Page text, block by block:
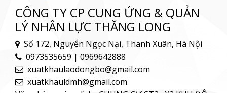
CÔNG TY CP CUNG ỨNG & QUẢN
LÝ NHÂN LỰC THĂNG LONG
Số 172, Nguyễn Ngọc Nại, Thanh Xuân, Hà Nội
0973535659 | 0969642888
xuatkhaulaodongbo@gmail.com
xuatkhauldmh@gmail.com